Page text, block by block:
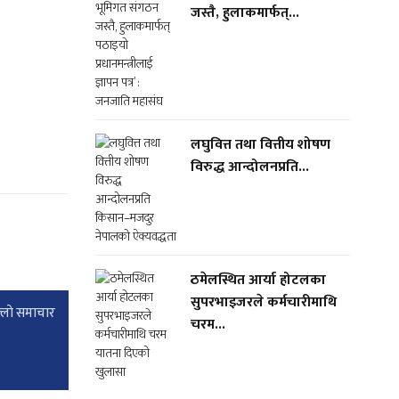
समाचार
जस्तै, हुलाकमार्फत्...
लघुवित्त तथा वित्तीय शोषण
विरुद्ध आन्दोलनप्रति...
ठमेलस्थित आर्या होटलका
सुपरभाइजरले कर्मचारीमाथि
चरम...